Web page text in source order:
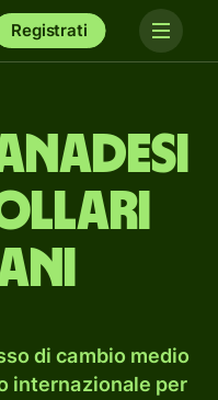
Registrati
di cambio medio
internazionale per